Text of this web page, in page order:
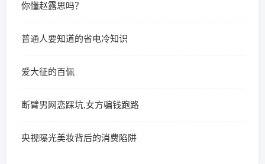
你懂赵露思吗？
普通人要知道的省电冷知识
爱大征的百佩
断臂男网恋踩坑,女方骗钱跑路
央视曝光美妆背后的消费陷阱